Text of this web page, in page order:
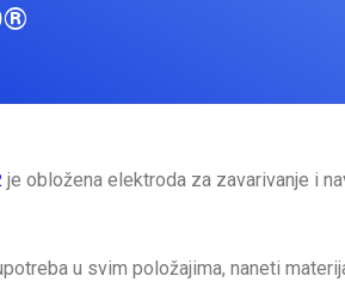
je obložena elektroda za zavarivanje i
u svim položajima, naneti